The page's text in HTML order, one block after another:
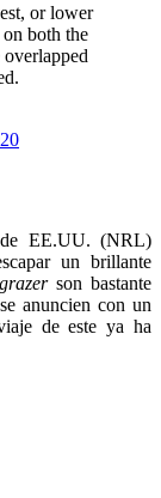
or lower
both the
EE.UU. (NRL)
un brillante
son bastante
anuncien con un
de este ya ha